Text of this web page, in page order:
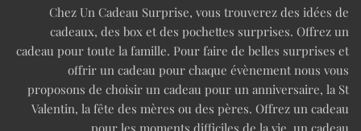
Chez Un Cadeau Surprise, vous trouverez des idées de
cadeaux, des box et des pochettes surprises. Offrez un
cadeau pour toute la famille. Pour faire de belles surprises et
offrir un cadeau pour chaque évènement nous vous
proposons de choisir un cadeau pour un anniversaire, la St
Valentin, la fête des mères ou des pères. Offrez un cadeau